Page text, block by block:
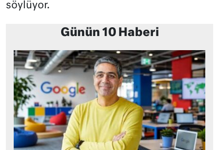
söylüyor.
Günün 10 Haberi